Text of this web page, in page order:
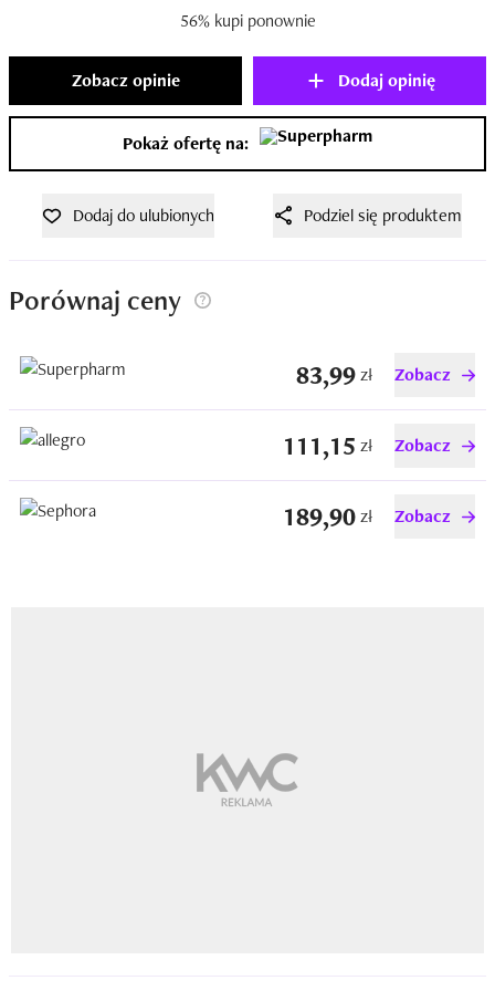
56% kupi ponownie
Zobacz opinie Dodaj opinię
Pokaż ofertę na:
Dodaj do ulubionych Podziel się produktem
Porównaj ceny
83,99zł Zobacz
111,15 zł Zobacz
189,90zł Zobacz